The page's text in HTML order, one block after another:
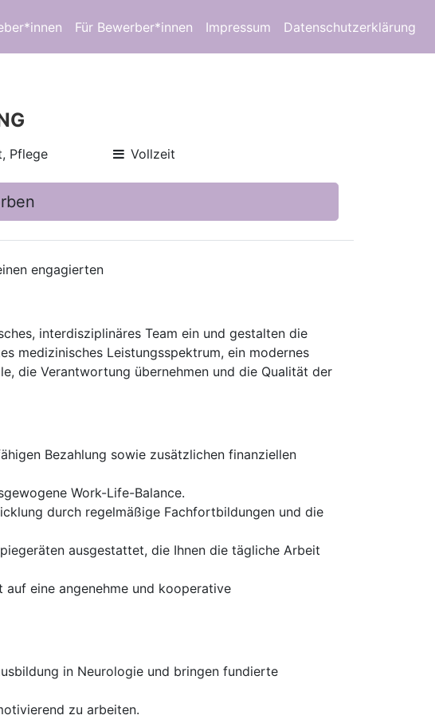
Für Bewerber*innen Impressum Datenschutzerklärung
Pflege Vollzeit
engagierten
interdisziplinäres Team ein und gestalten die
medizinisches Leistungsspektrum, ein modernes
die Verantwortung übernehmen und die Qualität der
Bezahlung sowie zusätzlichen finanziellen
Work-Life-Balance.
durch regelmäßige Fachfortbildungen und die
ausgestattet, die Ihnen die tägliche Arbeit
eine angenehme und kooperative
in Neurologie und bringen fundierte
zu arbeiten.